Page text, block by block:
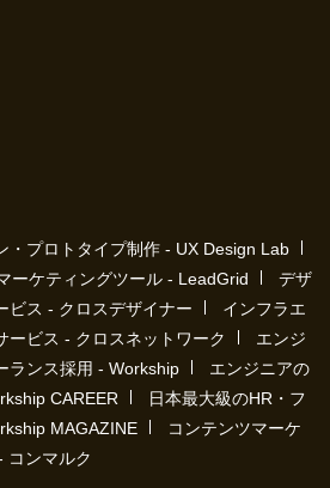
・プロトタイプ制作 - UX Design Lab
ーケティングツール - LeadGrid
デザ
ビス - クロスデザイナー
インフラエ
ービス - クロスネットワーク
エンジ
ランス採用 - Workship
エンジニアの
CAREER
日本最大級のHR・フ
MAGAZINE
コンテンツマーケ
コンマルク